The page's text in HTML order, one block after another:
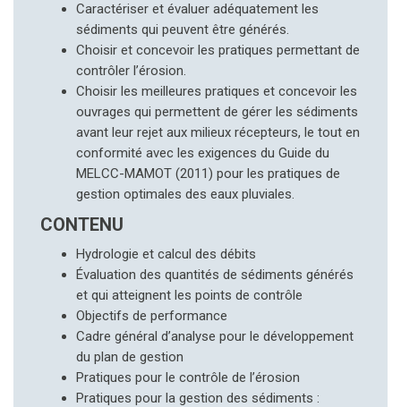
Caractériser et évaluer adéquatement les
sédiments qui peuvent être générés.
Choisir et concevoir les pratiques permettant de
contrôler l’érosion.
Choisir les meilleures pratiques et concevoir les
ouvrages qui permettent de gérer les sédiments
avant leur rejet aux milieux récepteurs, le tout en
conformité avec les exigences du Guide du
MELCC-MAMOT (2011) pour les pratiques de
gestion optimales des eaux pluviales.
CONTENU
Hydrologie et calcul des débits
Évaluation des quantités de sédiments générés
et qui atteignent les points de contrôle
Objectifs de performance
Cadre général d’analyse pour le développement
du plan de gestion
Pratiques pour le contrôle de l’érosion
Pratiques pour la gestion des sédiments :